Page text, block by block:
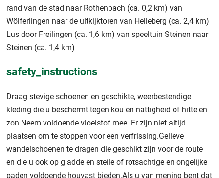
rand van de stad naar Rothenbach (ca. 0,2 km) van
Wölferlingen naar de uitkijktoren van Helleberg (ca. 2,4 km)
Lus door Freilingen (ca. 1,6 km) van speeltuin Steinen naar
Steinen (ca. 1,4 km)
safety_instructions
Draag stevige schoenen en geschikte, weerbestendige
kleding die u beschermt tegen kou en nattigheid of hitte en
zon.Neem voldoende vloeistof mee. Er zijn niet altijd
plaatsen om te stoppen voor een verfrissing.Gelieve
wandelschoenen te dragen die geschikt zijn voor de route
en die u ook op gladde en steile of rotsachtige en ongelijke
paden voldoende houvast bieden.Als u van mening bent dat